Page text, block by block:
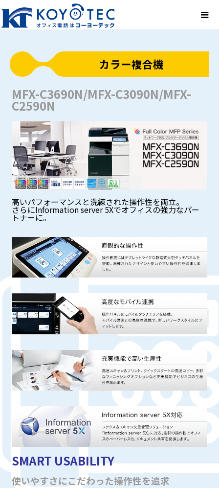
カラー複合機
MFX-C3690N/MFX-C3090N/MFX-
C2590N
高いパフォーマンスと洗練された操作性を両立。
さらにInformation server 5Xでオフィスの強力なパー
トナーに。
SMART USABILITY
使いやすさにこだわった操作性を追求